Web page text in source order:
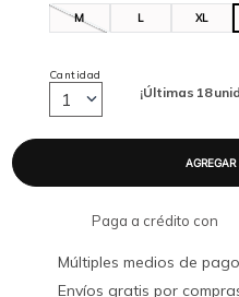
M L XL
¡Últimas 18
Cantidad
1
Paga a crédito con
Múltiples medios de pago
Envíos gratis por